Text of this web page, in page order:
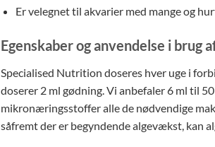
Er velegnet til akvarier med mange og
Egenskaber og anvendelse i brug
Specialised Nutrition doseres hver uge i
doserer 2 ml gødning. Vi anbefaler 6 ml til
mikronæringsstoffer alle de nødvendige
såfremt der er begyndende algevækst,